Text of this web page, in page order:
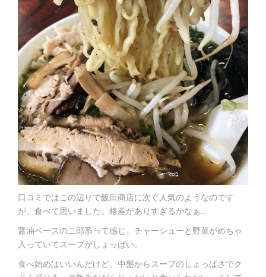
口コミではこの辺りで飯田商店に次ぐ人気のようなのです
が、食べて思いました。格差がありすぎるかなぁ…
醤油ベースの二郎系って感じ。チャーシューと野菜がめちゃ
入っていてスープがしょっぱい。
食べ始めはいいんだけど、中盤からスープのしょっぱさでク